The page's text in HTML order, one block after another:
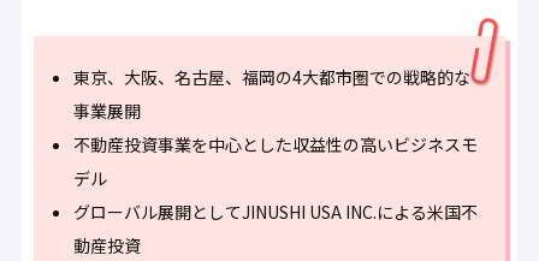
東京、大阪、名古屋、福岡の4大都市圏での戦略的な
事業展開
不動産投資事業を中心とした収益性の高いビジネスモ
デル
グローバル展開としてJINUSHI USA INC.による米国不
動産投資